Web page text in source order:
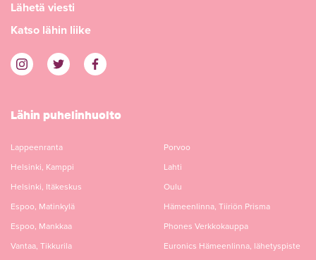
Lähetä viesti
Katso lähin liike
Lähin puhelinhuolto
Lappeenranta
Helsinki, Kamppi
Helsinki, Itäkeskus
Espoo, Matinkylä
Espoo, Mankkaa
Vantaa, Tikkurila
Porvoo
Lahti
Oulu
Hämeenlinna, Tiiriön Prisma
Phones Verkkokauppa
Euronics Hämeenlinna, lähetyspiste